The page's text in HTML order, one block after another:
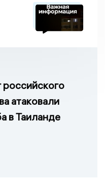
российского
атаковали
в Таиланде